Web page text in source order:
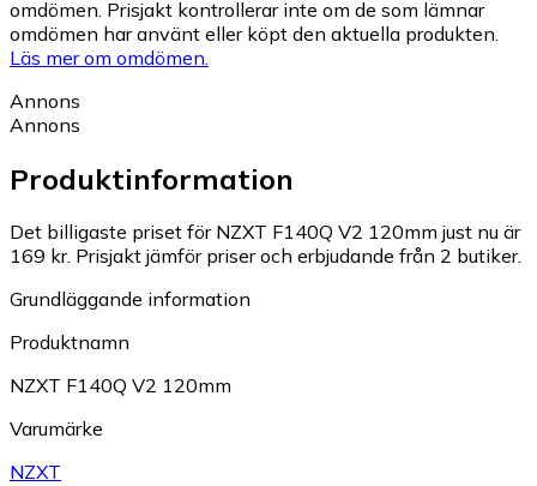
omdömen. Prisjakt kontrollerar inte om de som lämnar
omdömen har använt eller köpt den aktuella produkten.
Läs mer om omdömen.
Annons
Annons
Produktinformation
Det billigaste priset för NZXT F140Q V2 120mm just nu är
169 kr. Prisjakt jämför priser och erbjudande från 2 butiker.
Grundläggande information
Produktnamn
NZXT F140Q V2 120mm
Varumärke
NZXT